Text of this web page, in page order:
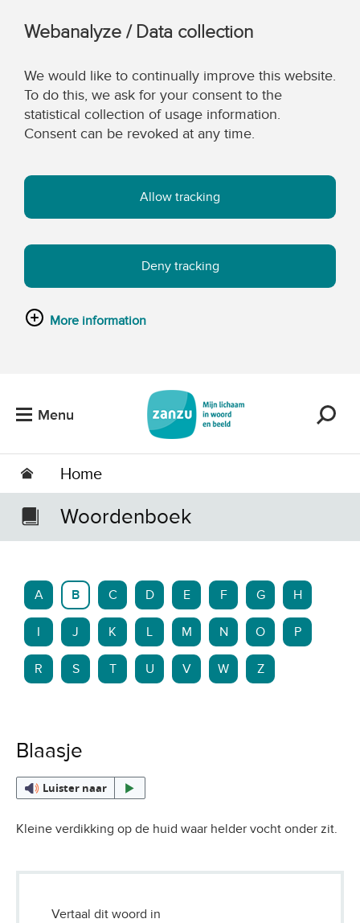
Webanalyze / Data collection
We would like to continually improve this website.
To do this, we ask for your consent to the
statistical collection of usage information.
Consent can be revoked at any time.
Allow tracking
Deny tracking
More information
Menu
Home
Woordenboek
A B C D E F G H
J K L M N O P
R S T U V W Z
Blaasje
Luister naar
Kleine verdikking op de huid waar helder vocht onder zit.
Vertaal dit woord in